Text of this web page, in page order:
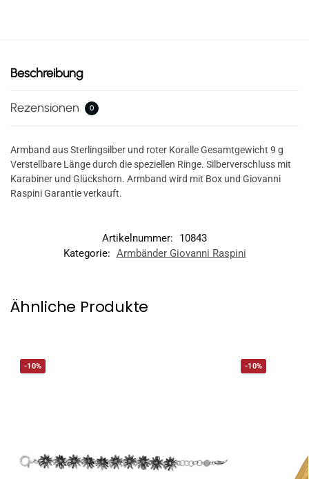
Beschreibung
Rezensionen 0
Armband aus Sterlingsilber und roter Koralle Gesamtgewicht 9 g
Verstellbare Länge durch die speziellen Ringe. Silberverschluss mit
Karabiner und Glückshorn. Armband wird mit Box und Giovanni
Raspini Garantie verkauft.
Artikelnummer:
10843
Kategorie: Armbänder Giovanni Raspini
Ähnliche Produkte
-10% -10%